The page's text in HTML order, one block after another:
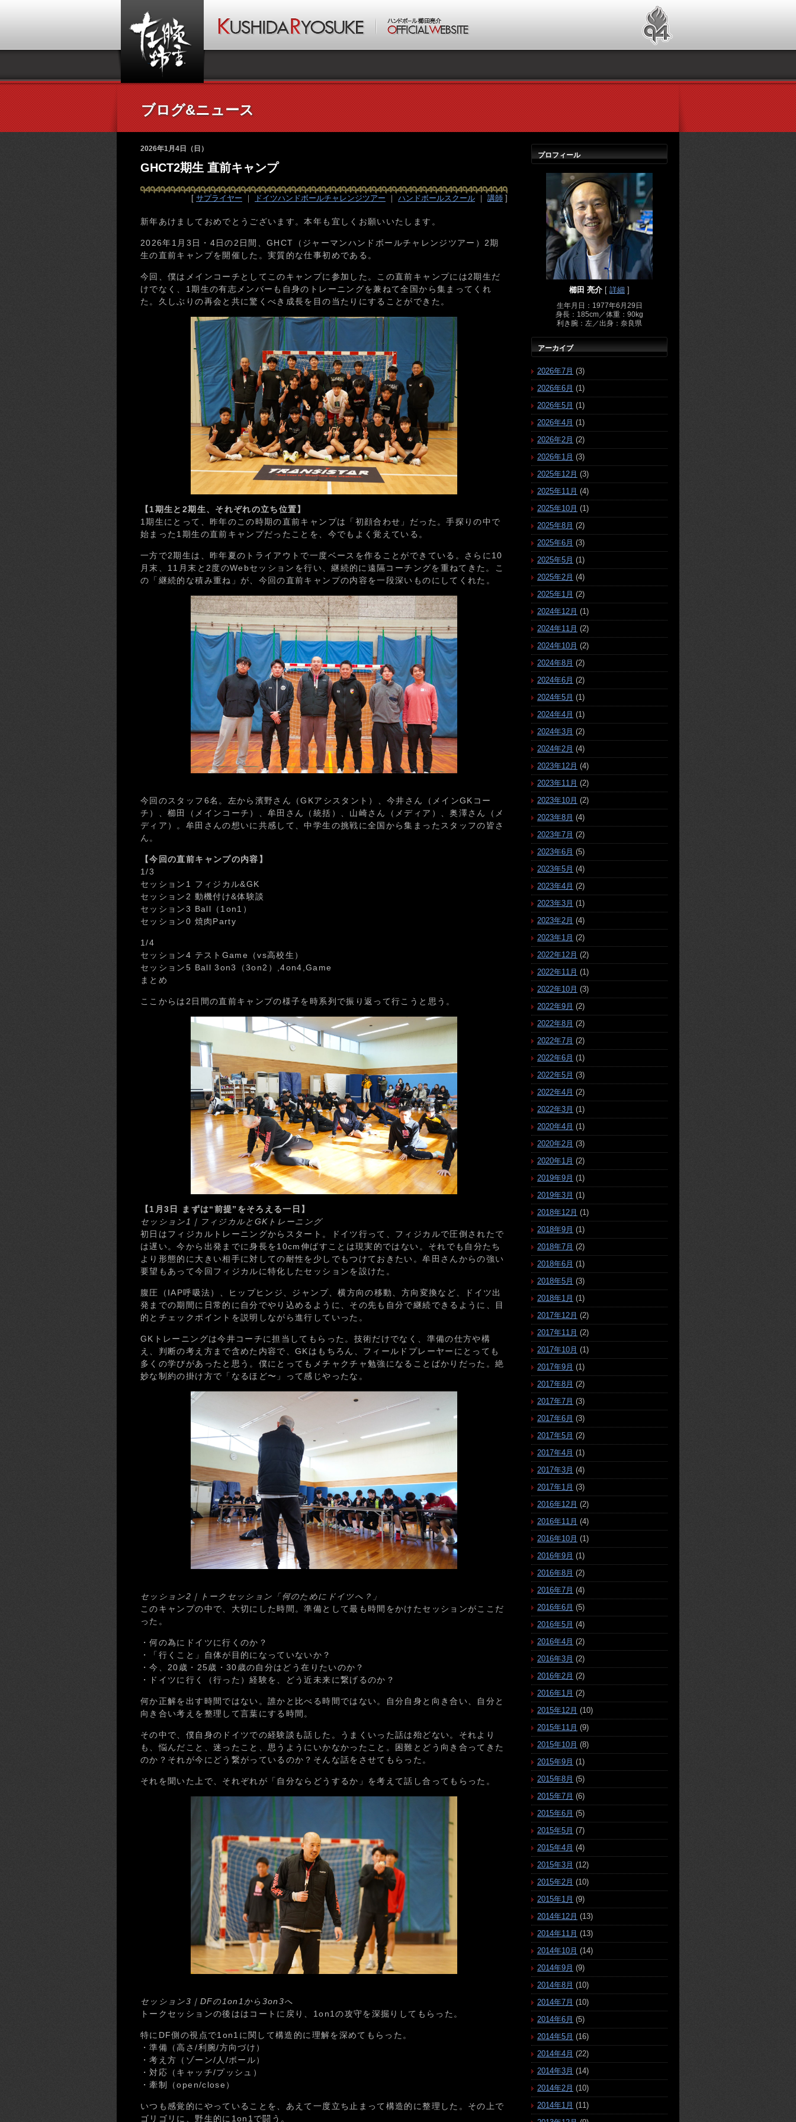
ブログ&ニュース
2026年1月4日（日）
GHCT2期生 直前キャンプ
[ サプライヤー ｜ ドイツハンドボールチャレンジツアー ｜ ハンドボールスクール ｜ 講師 ]
新年あけましておめでとうございます。本年も宜しくお願いいたします。
2026年1月3日・4日の2日間、GHCT（ジャーマンハンドボールチャレンジツアー）2期
生の直前キャンプを開催した。実質的な仕事初めである。
今回、僕はメインコーチとしてこのキャンプに参加した。この直前キャンプには2期生だ
けでなく、1期生の有志メンバーも自身のトレーニングを兼ねて全国から集まってくれ
た。久しぶりの再会と共に驚くべき成長を目の当たりにすることができた。
【1期生と2期生、それぞれの立ち位置】
1期生にとって、昨年のこの時期の直前キャンプは「初顔合わせ」だった。手探りの中で
始まった1期生の直前キャンプだったことを、今でもよく覚えている。
一方で2期生は、昨年夏のトライアウトで一度ベースを作ることができている。さらに10
月末、11月末と2度のWebセッションを行い、継続的に遠隔コーチングを重ねてきた。こ
の「継続的な積み重ね」が、今回の直前キャンプの内容を一段深いものにしてくれた。
今回のスタッフ6名。左から濱野さん（GKアシスタント）、今井さん（メインGKコー
チ）、櫛田（メインコーチ）、牟田さん（統括）、山崎さん（メディア）、奥澤さん（メ
ディア）。牟田さんの想いに共感して、中学生の挑戦に全国から集まったスタッフの皆さ
ん。
【今回の直前キャンプの内容】
1/3
セッション1 フィジカル&GK
セッション2 動機付け&体験談
セッション3 Ball（1on1）
セッション0 焼肉Party
1/4
セッション4 テストGame（vs高校生）
セッション5 Ball 3on3（3on2）,4on4,Game
まとめ
ここからは2日間の直前キャンプの様子を時系列で振り返って行こうと思う。
【1月3日 まずは“前提”をそろえる一日】
セッション1｜フィジカルとGKトレーニング
初日はフィジカルトレーニングからスタート。ドイツ行って、フィジカルで圧倒されたで
は遅い。今から出発までに身長を10cm伸ばすことは現実的ではない。それでも自分たち
より形態的に大きい相手に対しての耐性を少しでもつけておきたい。牟田さんからの強い
要望もあって今回フィジカルに特化したセッションを設けた。
腹圧（IAP呼吸法）、ヒップヒンジ、ジャンプ、横方向の移動、方向変換など、ドイツ出
発までの期間に日常的に自分でやり込めるように、その先も自分で継続できるように、目
的とチェックポイントを説明しながら進行していった。
GKトレーニングは今井コーチに担当してもらった。技術だけでなく、準備の仕方や構
え、判断の考え方まで含めた内容で、GKはもちろん、フィールドプレーヤーにとっても
多くの学びがあったと思う。僕にとってもメチャクチャ勉強になることばかりだった。絶
妙な制約の掛け方で「なるほど〜」って感じやったな。
セッション2｜トークセッション「何のためにドイツへ？」
このキャンプの中で、大切にした時間。準備として最も時間をかけたセッションがここだ
った。
・何の為にドイツに行くのか？
・「行くこと」自体が目的になっていないか？
・今、20歳・25歳・30歳の自分はどう在りたいのか？
・ドイツに行く（行った）経験を、どう近未来に繋げるのか？
何か正解を出す時間ではない。誰かと比べる時間ではない。自分自身と向き合い、自分と
向き合い考えを整理して言葉にする時間。
その中で、僕自身のドイツでの経験談も話した。うまくいった話は殆どない。それより
も、悩んだこと、迷ったこと、思うようにいかなかったこと。困難とどう向き合ってきた
のか？それが今にどう繋がっているのか？そんな話をさせてもらった。
それを聞いた上で、それぞれが「自分ならどうするか」を考えて話し合ってもらった。
セッション3｜DFの1on1から3on3へ
トークセッションの後ははコートに戻り、1on1の攻守を深掘りしてもらった。
特にDF側の視点で1on1に関して構造的に理解を深めてもらった。
・準備（高さ/利腕/方向づけ）
・考え方（ゾーン/人/ボール）
・対応（キャッチ/プッシュ）
・牽制（open/close）
いつも感覚的にやっていることを、あえて一度立ち止まって構造的に整理した。その上で
ゴリゴリに、野生的に1on1で闘う。
プロフィール
櫛田 亮介 [ 詳細 ]
生年月日：1977年6月29日
身長：185cm／体重：90kg
利き腕：左／出身：奈良県
アーカイブ
2026年7月 (3)
2026年6月 (1)
2026年5月 (1)
2026年4月 (1)
2026年2月 (2)
2026年1月 (3)
2025年12月 (3)
2025年11月 (4)
2025年10月 (1)
2025年8月 (2)
2025年6月 (3)
2025年5月 (1)
2025年2月 (4)
2025年1月 (2)
2024年12月 (1)
2024年11月 (2)
2024年10月 (2)
2024年8月 (2)
2024年6月 (2)
2024年5月 (1)
2024年4月 (1)
2024年3月 (2)
2024年2月 (4)
2023年12月 (4)
2023年11月 (2)
2023年10月 (2)
2023年8月 (4)
2023年7月 (2)
2023年6月 (5)
2023年5月 (4)
2023年4月 (2)
2023年3月 (1)
2023年2月 (4)
2023年1月 (2)
2022年12月 (2)
2022年11月 (1)
2022年10月 (3)
2022年9月 (2)
2022年8月 (2)
2022年7月 (2)
2022年6月 (1)
2022年5月 (3)
2022年4月 (2)
2022年3月 (1)
2020年4月 (1)
2020年2月 (3)
2020年1月 (2)
2019年9月 (1)
2019年3月 (1)
2018年12月 (1)
2018年9月 (1)
2018年7月 (2)
2018年6月 (1)
2018年5月 (3)
2018年1月 (1)
2017年12月 (2)
2017年11月 (2)
2017年10月 (1)
2017年9月 (1)
2017年8月 (2)
2017年7月 (3)
2017年6月 (3)
2017年5月 (2)
2017年4月 (1)
2017年3月 (4)
2017年1月 (3)
2016年12月 (2)
2016年11月 (4)
2016年10月 (1)
2016年9月 (1)
2016年8月 (2)
2016年7月 (4)
2016年6月 (5)
2016年5月 (4)
2016年4月 (2)
2016年3月 (2)
2016年2月 (2)
2016年1月 (2)
2015年12月 (10)
2015年11月 (9)
2015年10月 (8)
2015年9月 (1)
2015年8月 (5)
2015年7月 (6)
2015年6月 (5)
2015年5月 (7)
2015年4月 (4)
2015年3月 (12)
2015年2月 (10)
2015年1月 (9)
2014年12月 (13)
2014年11月 (13)
2014年10月 (14)
2014年9月 (9)
2014年8月 (10)
2014年7月 (10)
2014年6月 (5)
2014年5月 (16)
2014年4月 (22)
2014年3月 (14)
2014年2月 (10)
2014年1月 (11)